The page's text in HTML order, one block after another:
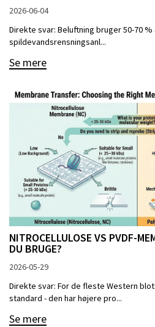
2026-06-04
Direkte svar: Beluftning bruger 50-70
spildevandsrensningsanl...
Se mere
NITROCELLULOSE VS PVDF-
DU BRUGE?
2026-05-29
Direkte svar: For de fleste Western
standard - den har højere pro...
Se mere